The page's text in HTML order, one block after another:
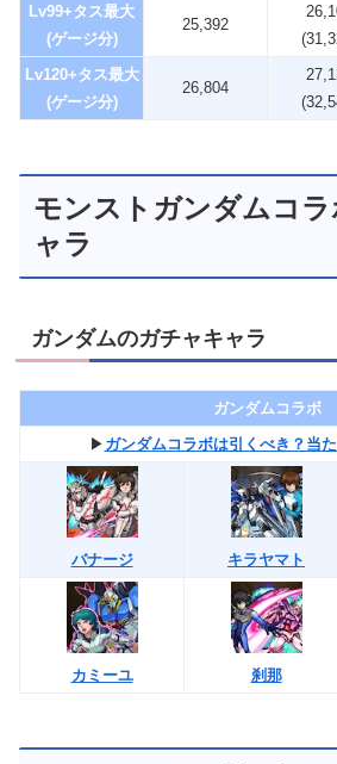
Lv99+タス最大
(ゲージ分)
25,392
Lv120+タス最大
(ゲージ分)
26,804
モンストガンダムコラ
ャラ
ガンダムのガチャキャラ
ガンダムコラボ
▶︎ ガンダムコラボは引くべき？当
バナージ キラヤマト
カミーユ 刹那